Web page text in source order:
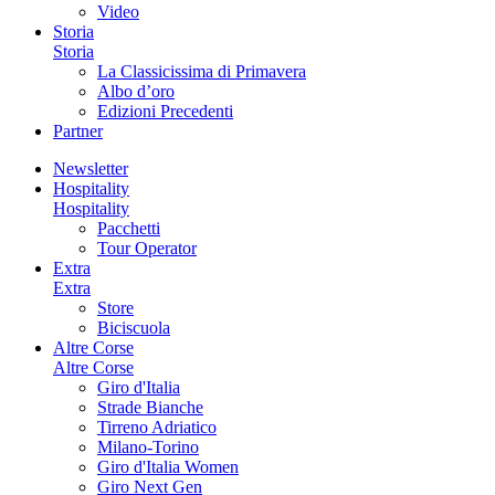
Video
Storia
Storia
La Classicissima di Primavera
Albo d’oro
Edizioni Precedenti
Partner
Newsletter
Hospitality
Hospitality
Pacchetti
Tour Operator
Extra
Extra
Store
Biciscuola
Altre Corse
Altre Corse
Giro d'Italia
Strade Bianche
Tirreno Adriatico
Milano-Torino
Giro d'Italia Women
Giro Next Gen